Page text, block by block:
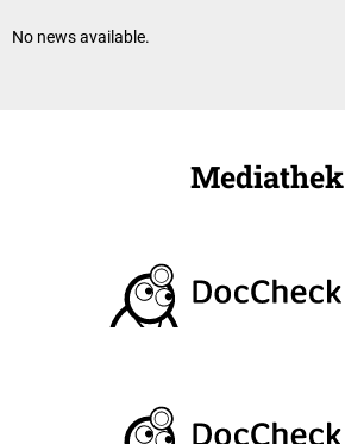
No news available.
Mediathek